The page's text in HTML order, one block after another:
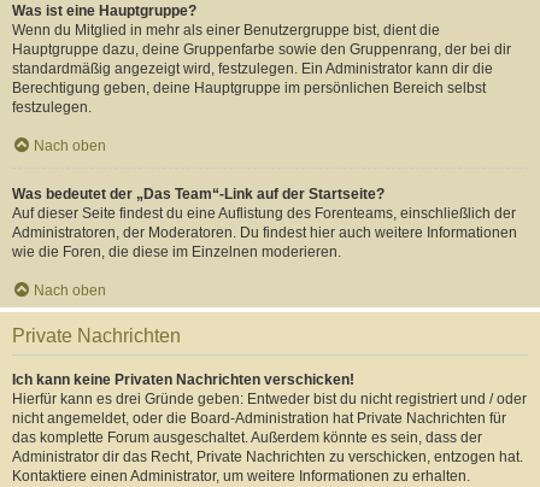
Was ist eine Hauptgruppe?
Wenn du Mitglied in mehr als einer Benutzergruppe bist, dient die
Hauptgruppe dazu, deine Gruppenfarbe sowie den Gruppenrang, der bei dir
standardmäßig angezeigt wird, festzulegen. Ein Administrator kann dir die
Berechtigung geben, deine Hauptgruppe im persönlichen Bereich selbst
festzulegen.
Nach oben
Was bedeutet der „Das Team“-Link auf der Startseite?
Auf dieser Seite findest du eine Auflistung des Forenteams, einschließlich der
Administratoren, der Moderatoren. Du findest hier auch weitere Informationen
wie die Foren, die diese im Einzelnen moderieren.
Nach oben
Private Nachrichten
Ich kann keine Privaten Nachrichten verschicken!
Hierfür kann es drei Gründe geben: Entweder bist du nicht registriert und / oder
nicht angemeldet, oder die Board-Administration hat Private Nachrichten für
das komplette Forum ausgeschaltet. Außerdem könnte es sein, dass der
Administrator dir das Recht, Private Nachrichten zu verschicken, entzogen hat.
Kontaktiere einen Administrator, um weitere Informationen zu erhalten.